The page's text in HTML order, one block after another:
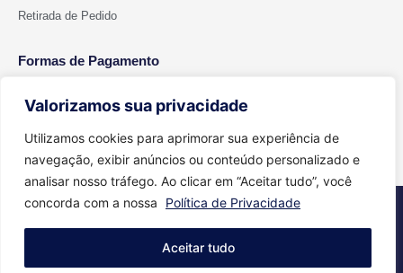
Valorizamos sua privacidade
Utilizamos cookies para aprimorar sua experiência de
navegação, exibir anúncios ou conteúdo personalizado e
analisar nosso tráfego. Ao clicar em “Aceitar tudo”, você
concorda com a nossa
Política de Privacidade
Aceitar tudo
Retirada de Pedido
Formas de Pagamento
2026 © Todos os direitos reservados - Cut Color | CNPJ 15.699.612/0001-
Feito com Agência Aritimos